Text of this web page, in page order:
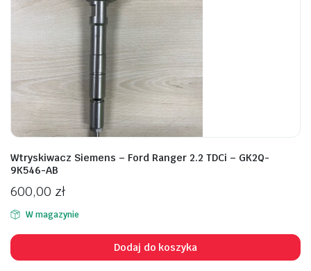
Wtryskiwacz Siemens – Ford Ranger 2.2 TDCi – GK2Q-
9K546-AB
600,00 zł
W magazynie
Dodaj do koszyka